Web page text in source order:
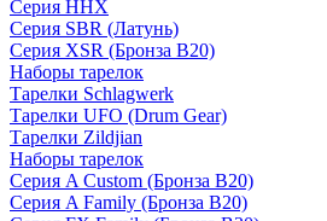
Серия HHX
Серия SBR (Латунь)
Серия XSR (Бронза B20)
Наборы тарелок
Тарелки Schlagwerk
Тарелки UFO (Drum Gear)
Тарелки Zildjian
Наборы тарелок
Серия A Custom (Бронза B20)
Серия A Family (Бронза B20)